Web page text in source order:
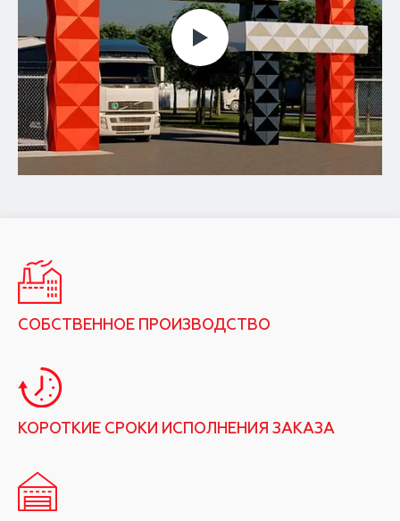
СОБСТВЕННОЕ ПРОИЗВОДСТВО
КОРОТКИЕ СРОКИ ИСПОЛНЕНИЯ ЗАКАЗА